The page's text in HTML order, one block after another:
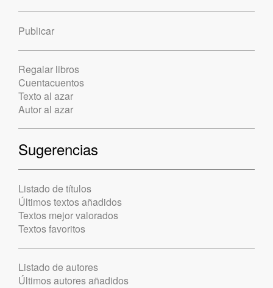
Publicar
Regalar libros
Cuentacuentos
Texto al azar
Autor al azar
Sugerencias
Listado de títulos
Últimos textos añadidos
Textos mejor valorados
Textos favoritos
Listado de autores
Últimos autores añadidos